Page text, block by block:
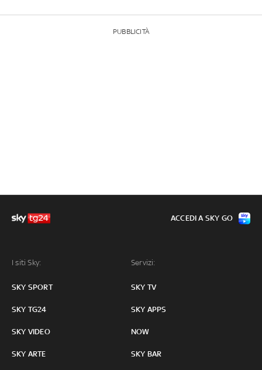
PUBBLICITÀ
I siti Sky:
SKY SPORT
SKY TG24
SKY VIDEO
SKY ARTE
Servizi:
SKY TV
SKY APPS
NOW
SKY BAR
ACCEDI A SKY GO